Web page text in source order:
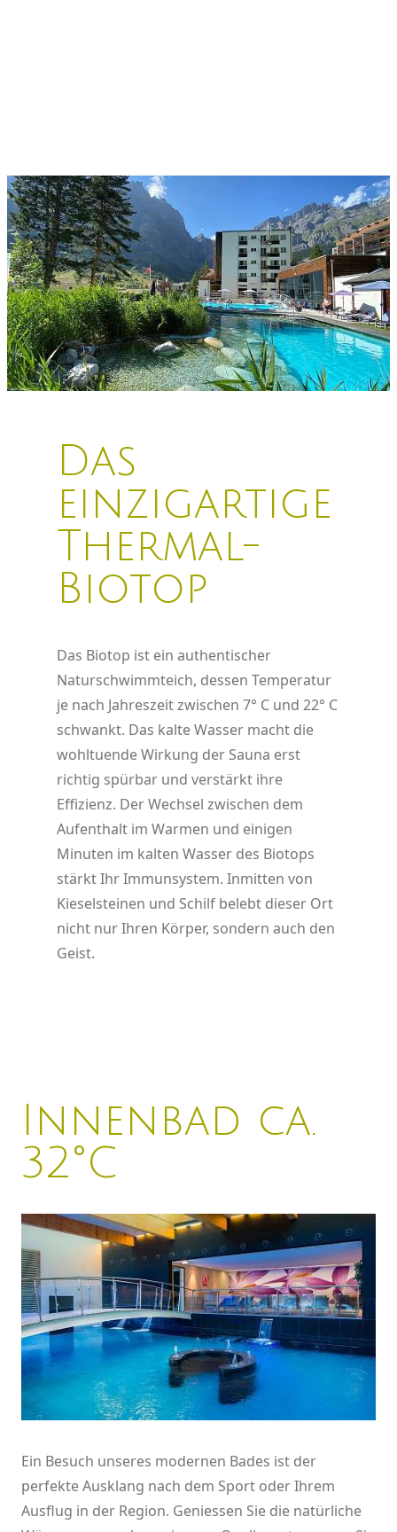
Das
einzigartige
Thermal-
Biotop
Das Biotop ist ein authentischer
Naturschwimmteich, dessen Temperatur
je nach Jahreszeit zwischen 7° C und 22° C
schwankt. Das kalte Wasser macht die
wohltuende Wirkung der Sauna erst
richtig spürbar und verstärkt ihre
Effizienz. Der Wechsel zwischen dem
Aufenthalt im Warmen und einigen
Minuten im kalten Wasser des Biotops
stärkt Ihr Immunsystem. Inmitten von
Kieselsteinen und Schilf belebt dieser Ort
nicht nur Ihren Körper, sondern auch den
Geist.
Innenbad ca.
32°C
Ein Besuch unseres modernen Bades ist der
perfekte Ausklang nach dem Sport oder Ihrem
Ausflug in der Region. Geniessen Sie die natürliche